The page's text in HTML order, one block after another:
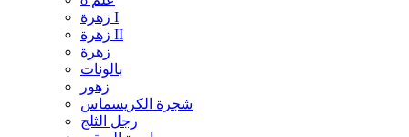
زهرة I
زهرة II
زهرة
بالونات
زهور
شجرة الكريسماس
رجل الثلج